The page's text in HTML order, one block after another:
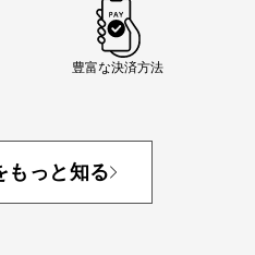
豊富な決済方法
もっと知る